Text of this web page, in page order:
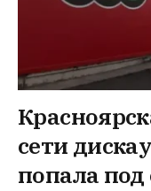
сети
попала